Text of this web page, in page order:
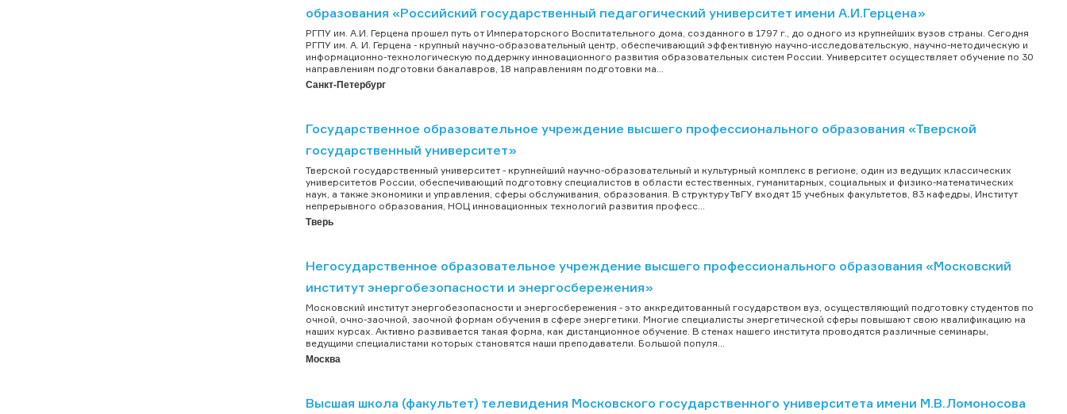
образования «Российский государственный педагогический университет имени А.И.Герцена»
РГПУ им. А.И. Герцена прошел путь от Императорского Воспитательного дома, созданного в 1797 г., до одного из крупнейших вузов страны. Сегодня
РГПУ им. А. И. Герцена - крупный научно-образовательный центр, обеспечивающий эффективную научно-исследовательскую, научно-методическую и
информационно-технологическую поддержку инновационного развития образовательных систем России. Университет осуществляет обучение по 30
направлениям подготовки бакалавров, 18 направлениям подготовки ма...
Санкт-Петербург
Государственное образовательное учреждение высшего профессионального образования «Тверской
государственный университет»
Тверской государственный университет - крупнейший научно-образовательный и культурный комплекс в регионе, один из ведущих классических
университетов России, обеспечивающий подготовку специалистов в области естественных, гуманитарных, социальных и физико-математических
наук, а также экономики и управления, сферы обслуживания, образования. В структуру ТвГУ входят 15 учебных факультетов, 83 кафедры, Институт
непрерывного образования, НОЦ инновационных технологий развития професс...
Тверь
Негосударственное образовательное учреждение высшего профессионального образования «Московский
институт энергобезопасности и энергосбережения»
Московский институт энергобезопасности и энергосбережения - это аккредитованный государством вуз, осуществляющий подготовку студентов по
очной, очно-заочной, заочной формам обучения в сфере энергетики. Многие специалисты энергетической сферы повышают свою квалификацию на
наших курсах. Активно развивается такая форма, как дистанционное обучение. В стенах нашего института проводятся различные семинары,
ведущими специалистами которых становятся наши преподаватели. Большой популя...
Москва
Высшая школа (факультет) телевидения Московского государственного университета имени М.В.Ломоносова